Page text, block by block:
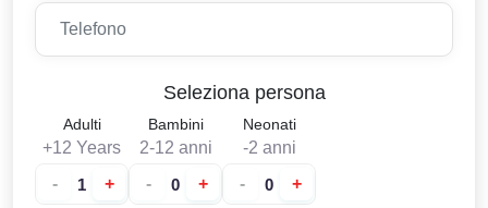
Seleziona persona
Adulti
+12 Years
-
+
Bambini
2-12 anni
-
+
Neonati
-2 anni
-
+